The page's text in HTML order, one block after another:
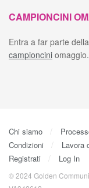
CAMPIONCINI
Entra a far parte
campioncini omaggio.
Chi siamo
Condizioni
Lavora
Registrati
Log In
© 2024 Golden